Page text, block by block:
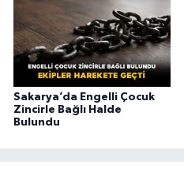
Sakarya’da Engelli Çocuk
Zincirle Bağlı Halde
Bulundu